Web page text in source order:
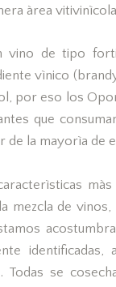
àrea
vino de tipo
vìnico
por eso los
que
de la mayorìa de
mezcla de
Todas se